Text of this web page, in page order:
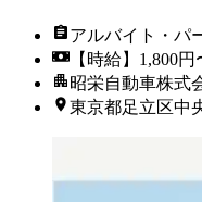
アルバイト・パ
【時給】1,800円
昭栄自動車株式
東京都足立区中